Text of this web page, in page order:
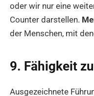
oder wir nur eine
Counter darstellen.
der Menschen, mit
9. Fähigkeit
Ausgezeichnete